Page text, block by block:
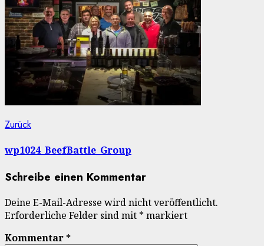
Beitragsnavigation
ZurückVorheriger
wp1024_BeefBattle_Group
Schreibe einen Kommentar
Deine E-Mail-Adresse wird nicht veröffentlicht.
Erforderliche Felder sind mit * markiert
Kommentar*